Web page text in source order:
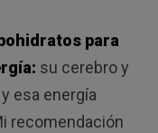
para
su cerebro y
esa energía
recomendación